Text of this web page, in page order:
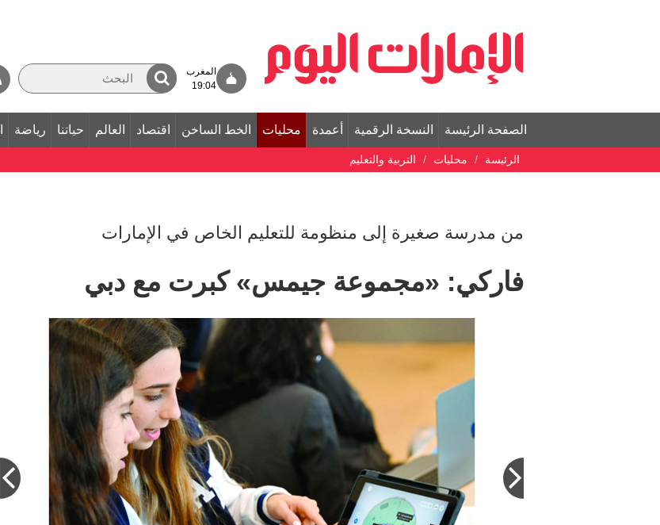
المغرب
19:04
الصفحة الرئيسة النسخة الرقمية أعمدة محليات الخط الساخن اقتصاد العالم حياتنا رياضة
الرئيسة محليات التربية والتعليم
من مدرسة صغيرة إلى منظومة للتعليم الخاص في الإمارات
فاركي: «مجموعة جيمس» كبرت مع دبي